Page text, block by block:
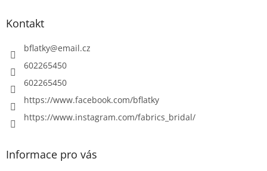
Kontakt
bflatky@email.cz
602265450
602265450
https://www.facebook.com/bflatky
https://www.instagram.com/fabrics_bridal/
Informace pro vás